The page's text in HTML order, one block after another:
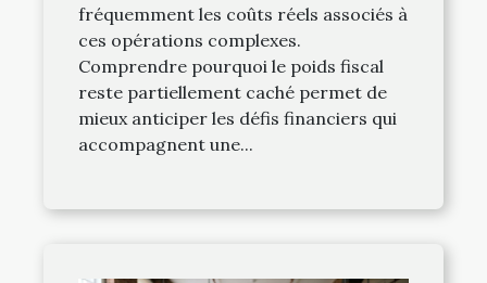
fréquemment les coûts réels associés à
ces opérations complexes.
Comprendre pourquoi le poids fiscal
reste partiellement caché permet de
mieux anticiper les défis financiers qui
accompagnent une...